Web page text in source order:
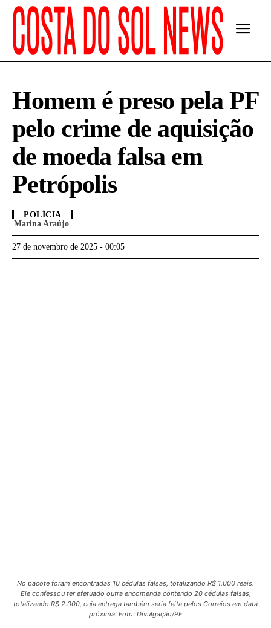
Homem é preso pela PF
pelo crime de aquisição
de moeda falsa em
Petrópolis
POLÍCIA
Marina Araújo
27 de novembro de 2025 - 00:05
No pacote foram encontradas 10 cédulas falsas, totalizando R$ 1.000 reais.
Ele confessou ter efetuado outra encomenda contendo 20 cédulas falsas,
totalizando R$ 2.000, cuja entrega também seria feita pelos Correios em data
próxima. Foto: Divulgação/PF